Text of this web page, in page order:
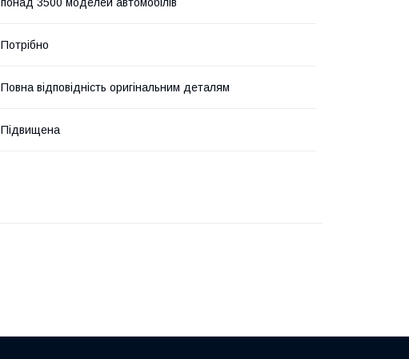
Потрібно
Повна відповідність оригінальним деталям
Підвищена